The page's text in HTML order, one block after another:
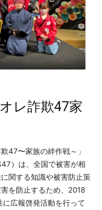
レ詐欺47家
47〜家族の絆作戦～」
）は、全国で被害が相
関する知識や被害防止策
を防止するため、2018
広報啓発活動を行って